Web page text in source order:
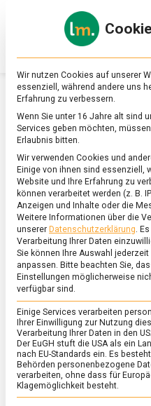
SCHLAGWORT:
ERNÄHRUNG & GESUNDHEIT /
Lebensmittel –
2. Juni 2023 Johannes
Wir nutzen Cookies auf unserer
essenziell, während andere uns
Erfahrung zu verbessern.
Wenn Sie unter 16 Jahre alt sind
Services geben möchten,
Erlaubnis bitten.
Wir verwenden Cookies und
Einige von ihnen sind essenziell,
Website und Ihre Erfahrung zu
können verarbeitet werden (z. B.
Anzeigen und Inhalte oder die
Weitere Informationen über die
unserer Datenschutzerklärung.
Verarbeitung Ihrer Daten
Sie können Ihre Auswahl jederzeit
anpassen. Bitte beachten Sie,
Einstellungen möglicherweise
verfügbar sind.
Einige Services verarbeiten
Ihrer Einwilligung zur Nutzung
Verarbeitung Ihrer Daten in den
Der EuGH stuft die USA als ein
nach EU-Standards ein. Es
Behörden personenbezogene
verarbeiten, ohne dass für
Klagemöglichkeit besteht.